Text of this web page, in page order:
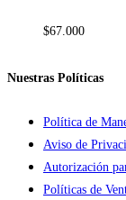
$67.000
Nuestras Políticas
Política de
Aviso de
Autorización
Políticas de